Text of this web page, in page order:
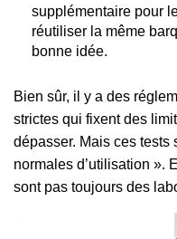
supplémentaire pour
réutiliser la même
bonne idée.
Bien sûr, il y a des
strictes qui fixent des
dépasser. Mais ces tests
normales d’utilisation ».
sont pas toujours des